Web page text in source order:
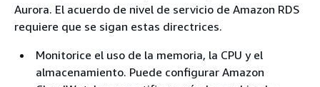
Aurora. El acuerdo de nivel de servicio de Amazon RDS
requiere que se sigan estas directrices.
Monitorice el uso de la memoria, la CPU y el
almacenamiento. Puede configurar Amazon